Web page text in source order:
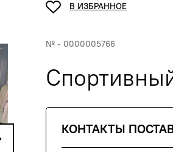
В ИЗБРАННОЕ
№ - 0000005766
КОНТАКТЫ